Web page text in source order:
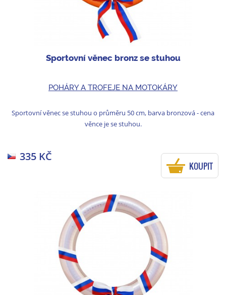
Sportovní věnec bronz se stuhou
POHÁRY A TROFEJE NA MOTOKÁRY
Sportovní věnec se stuhou o průměru 50 cm, barva bronzová - cena
věnce je se stuhou.
335 KČ
KOUPIT